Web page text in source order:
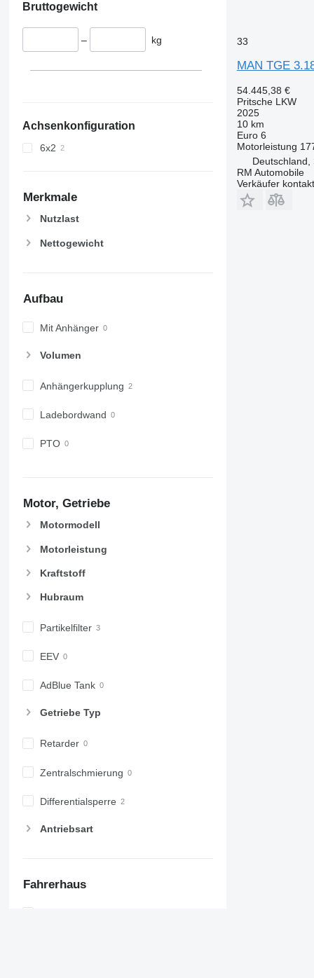
Bruttogewicht
– kg
Achsenkonfiguration
6x2
Merkmale
Nutzlast
Nettogewicht
Aufbau
Mit Anhänger
Volumen
Anhängerkupplung
Ladebordwand
PTO
Motor, Getriebe
Motormodell
Motorleistung
Kraftstoff
Hubraum
Partikelfilter
EEV
AdBlue Tank
Getriebe Typ
Retarder
Zentralschmierung
Differentialsperre
Antriebsart
Fahrerhaus
33
MAN TGE
54.445,38 €
Pritsche LKW
2025
10 km
Euro 6
Motorleistung
Deutschland,
RM Automobile
Verkäufer